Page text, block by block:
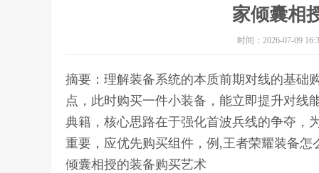
家倾囊相
时间：2026-07-09
摘要：理解装备系统的本质前期对线的基础
点，此时购买一件小装备，能立即提升对线
典籍，核心思路在于强化首波兵线的争夺，
重要，应优先购买组件，例,王者荣耀装备
倾囊相授的装备购买艺术